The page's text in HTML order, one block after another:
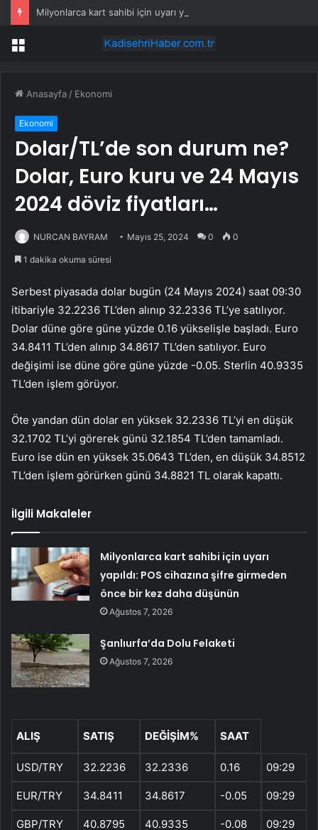
Menü
Anasayfa / Ekonomi
Ekonomi
Dolar/TL’de son durum ne?
Dolar, Euro kuru ve 24 Mayıs
2024 döviz fiyatları…
NURCAN BAYRAM Mayıs 25, 2024 0 0
1 dakika okuma süresi
Serbest piyasada dolar bugün (24 Mayıs 2024) saat 09:30
itibariyle 32.2236 TL’den alınıp 32.2336 TL’ye satılıyor.
Dolar düne göre güne yüzde 0.16 yükselişle başladı. Euro
34.8411 TL’den alınıp 34.8617 TL’den satılıyor. Euro
değişimi ise düne göre güne yüzde -0.05. Sterlin 40.9335
TL’den işlem görüyor.
Öte yandan dün dolar en yüksek 32.2336 TL’yi en düşük
32.1702 TL’yi görerek günü 32.1854 TL’den tamamladı.
Euro ise dün en yüksek 35.0643 TL’den, en düşük 34.8512
TL’den işlem görürken günü 34.8821 TL olarak kapattı.
İlgili Makaleler
Milyonlarca kart sahibi için uyarı
yapıldı: POS cihazına şifre girmeden
önce bir kez daha düşünün
Ağustos 7, 2026
Şanlıurfa’da Dolu Felaketi
Ağustos 7, 2026
ALIŞ SATIŞ DEĞİŞİM% SAAT
USD/TRY 32.2236 32.2336 0.16 09:29
EUR/TRY 34.8411 34.8617 -0.05 09:29
GBP/TRY 40.8795 40.9335 -0.08 09:29